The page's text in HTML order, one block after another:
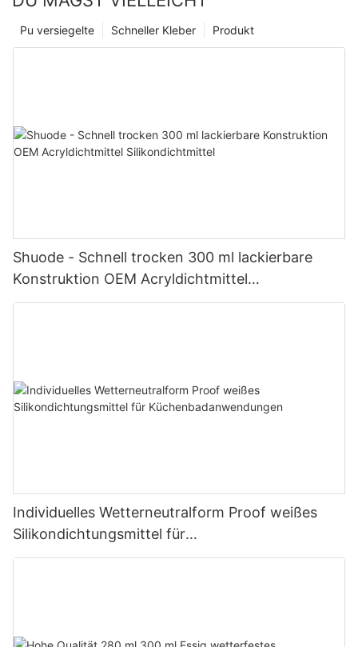
Produkt
Schneller Kleber
Pu versiegelte
Shuode - Schnell trocken 300 ml lackierbare
Konstruktion OEM Acryldichtmittel
Silikondichtmittel
Individuelles Wetterneutralform Proof weißes
Silikondichtungsmittel für
Küchenbadanwendungen